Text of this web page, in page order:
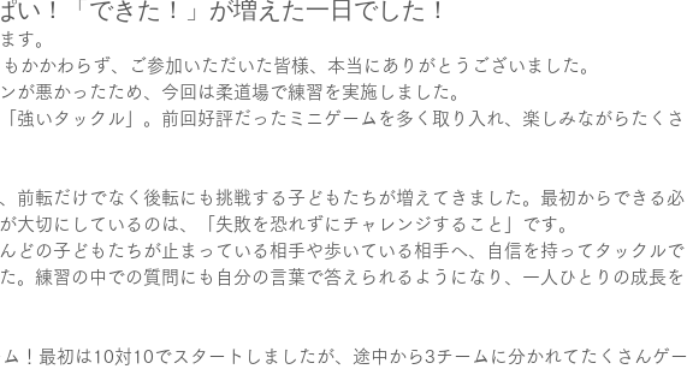
い！「できた！」が増えた一日でした！
す。
かかわらず、ご参加いただいた皆様、本当にありがとうございました。
が悪かったため、今回は柔道場で練習を実施しました。
強いタックル」。前回好評だったミニゲームを多く取り入れ、楽しみながらたくさ
前転だけでなく後転にも挑戦する子どもたちが増えてきました。最初からできる必
大切にしているのは、「失敗を恐れずにチャレンジすること」です。
どの子どもたちが止まっている相手や歩いている相手へ、自信を持ってタックルで
。練習の中での質問にも自分の言葉で答えられるようになり、一人ひとりの成長を
！最初は10対10でスタートしましたが、途中から3チームに分かれてたくさんゲー